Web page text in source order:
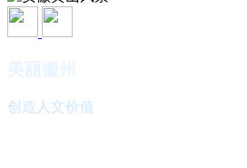
创造人文价值